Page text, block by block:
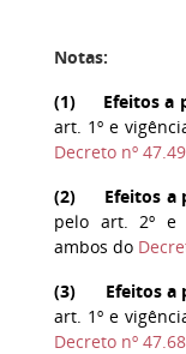
Notas:
(1) Efeitos a
art. 1º e
Decreto nº
(2) Efeitos a
pelo art. 2º e
ambos do
(3) Efeitos a
art. 1º e
Decreto nº